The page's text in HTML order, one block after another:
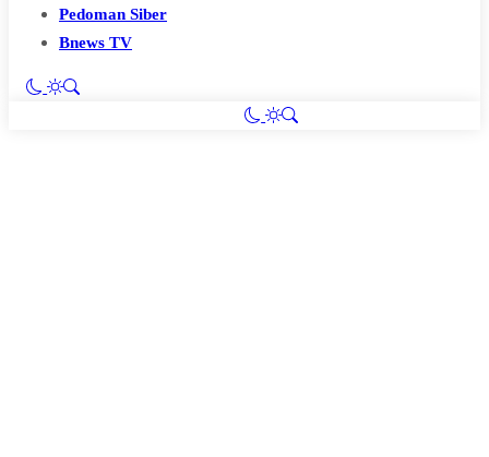
Pedoman Siber
Bnews TV